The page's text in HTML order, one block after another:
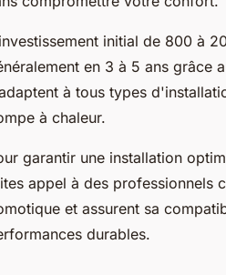
initial de 800 à
en 3 à 5 ans grâce
à tous types
à chaleur.
garantir une installation
appel à des professionnels
et assurent sa
durables.